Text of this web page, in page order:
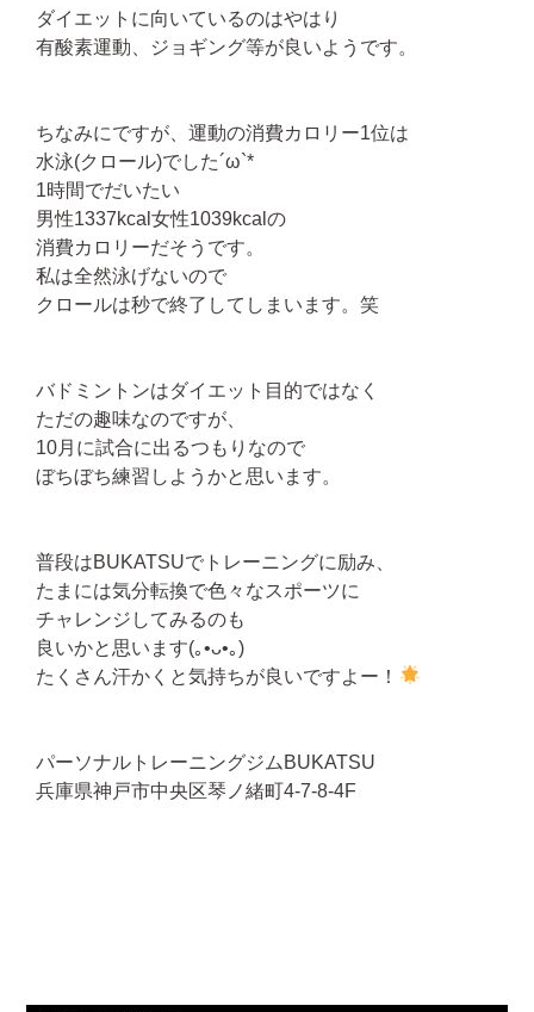
ダイエットに向いているのはやはり
有酸素運動、ジョギング等が良いようです。
ちなみにですが、運動の消費カロリー1位は
水泳(クロール)でした´ω`*
1時間でだいたい
男性1337kcal女性1039kcalの
消費カロリーだそうです。
私は全然泳げないので
クロールは秒で終了してしまいます。笑
バドミントンはダイエット目的ではなく
ただの趣味なのですが、
10月に試合に出るつもりなので
ぼちぼち練習しようかと思います。
普段はBUKATSUでトレーニングに励み、
たまには気分転換で色々なスポーツに
チャレンジしてみるのも
良いかと思います(｡•ᴗ•｡)
たくさん汗かくと気持ちが良いですよー！
パーソナルトレーニングジムBUKATSU
兵庫県神戸市中央区琴ノ緒町4-7-8-4F